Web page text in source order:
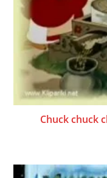
Chuck chuck